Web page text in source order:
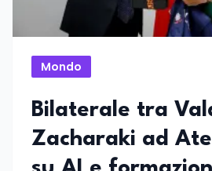
Mondo
Bilaterale tra
Zacharaki ad